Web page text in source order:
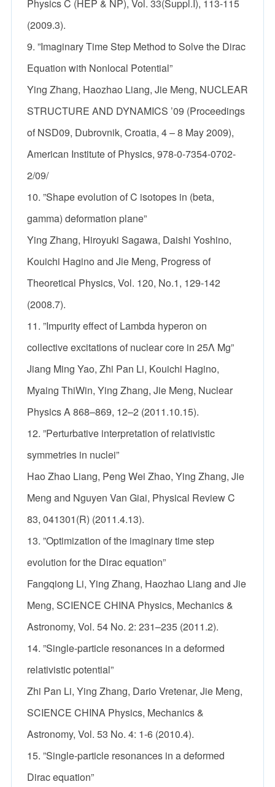
Physics C (HEP & NP), Vol. 33(Suppl.I), 113-115
(2009.3).
9. ”Imaginary Time Step Method to Solve the Dirac
Equation with Nonlocal Potential”
Ying Zhang, Haozhao Liang, Jie Meng, NUCLEAR
STRUCTURE AND DYNAMICS ’09 (Proceedings
of NSD09, Dubrovnik, Croatia, 4 – 8 May 2009),
American Institute of Physics, 978-0-7354-0702-
2/09/
10. ”Shape evolution of C isotopes in (beta,
gamma) deformation plane”
Ying Zhang, Hiroyuki Sagawa, Daishi Yoshino,
Kouichi Hagino and Jie Meng, Progress of
Theoretical Physics, Vol. 120, No.1, 129-142
(2008.7).
11. ”Impurity effect of Lambda hyperon on
collective excitations of nuclear core in 25Λ Mg”
Jiang Ming Yao, Zhi Pan Li, Kouichi Hagino,
Myaing ThiWin, Ying Zhang, Jie Meng, Nuclear
Physics A 868–869, 12–2 (2011.10.15).
12. ”Perturbative interpretation of relativistic
symmetries in nuclei”
Hao Zhao Liang, Peng Wei Zhao, Ying Zhang, Jie
Meng and Nguyen Van Giai, Physical Review C
83, 041301(R) (2011.4.13).
13. ”Optimization of the imaginary time step
evolution for the Dirac equation”
Fangqiong Li, Ying Zhang, Haozhao Liang and Jie
Meng, SCIENCE CHINA Physics, Mechanics &
Astronomy, Vol. 54 No. 2: 231–235 (2011.2).
14. ”Single-particle resonances in a deformed
relativistic potential”
Zhi Pan Li, Ying Zhang, Dario Vretenar, Jie Meng,
SCIENCE CHINA Physics, Mechanics &
Astronomy, Vol. 53 No. 4: 1-6 (2010.4).
15. ”Single-particle resonances in a deformed
Dirac equation”